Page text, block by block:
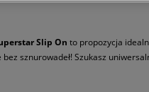
Slip On to propozycja
sznurowadeł! Szukasz